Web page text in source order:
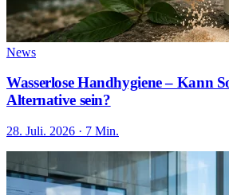
News
Wasserlose Handhygiene – Kann
Alternative sein?
28. Juli. 2026 · 7 Min.